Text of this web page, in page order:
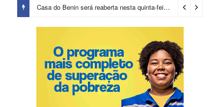
Casa do Benin será reaberta nesta quinta-feira (6) 1 dia ago